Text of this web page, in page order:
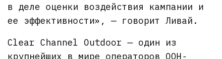
в деле оценки воздействия кампании и
ее эффективности», — говорит Ливай.
Clear Channel Outdoor — один из
крупнейших в мире операторов OOH-